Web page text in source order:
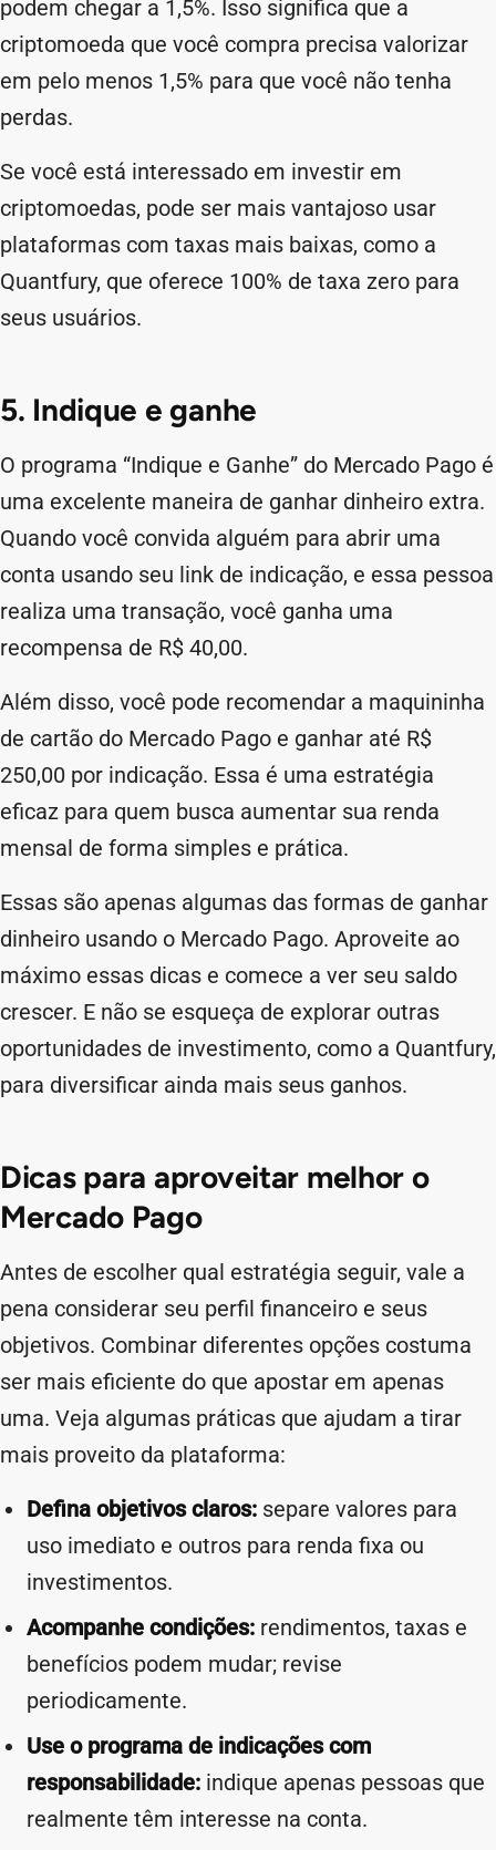
podem chegar a 1,5%. Isso significa que a
criptomoeda que você compra precisa valorizar
em pelo menos 1,5% para que você não tenha
perdas.
Se você está interessado em investir em
criptomoedas, pode ser mais vantajoso usar
plataformas com taxas mais baixas, como a
Quantfury, que oferece 100% de taxa zero para
seus usuários.
5. Indique e ganhe
O programa “Indique e Ganhe” do Mercado Pago é
uma excelente maneira de ganhar dinheiro extra.
Quando você convida alguém para abrir uma
conta usando seu link de indicação, e essa pessoa
realiza uma transação, você ganha uma
recompensa de R$ 40,00.
Além disso, você pode recomendar a maquininha
de cartão do Mercado Pago e ganhar até R$
250,00 por indicação. Essa é uma estratégia
eficaz para quem busca aumentar sua renda
mensal de forma simples e prática.
Essas são apenas algumas das formas de ganhar
dinheiro usando o Mercado Pago. Aproveite ao
máximo essas dicas e comece a ver seu saldo
crescer. E não se esqueça de explorar outras
oportunidades de investimento, como a Quantfury,
para diversificar ainda mais seus ganhos.
Dicas para aproveitar melhor o
Mercado Pago
Antes de escolher qual estratégia seguir, vale a
pena considerar seu perfil financeiro e seus
objetivos. Combinar diferentes opções costuma
ser mais eficiente do que apostar em apenas
uma. Veja algumas práticas que ajudam a tirar
mais proveito da plataforma:
Defina objetivos claros: separe valores para
uso imediato e outros para renda fixa ou
investimentos.
Acompanhe condições: rendimentos, taxas e
benefícios podem mudar; revise
periodicamente.
Use o programa de indicações com
responsabilidade: indique apenas pessoas que
realmente têm interesse na conta.